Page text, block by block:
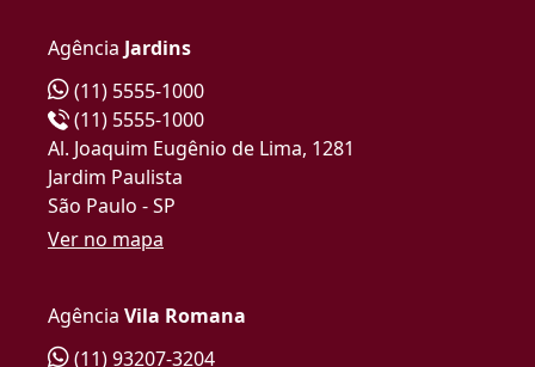
Agência Jardins
(11) 5555-1000
(11) 5555-1000
Al. Joaquim Eugênio de Lima, 1281
Jardim Paulista
São Paulo - SP
Ver no mapa
Agência Vila Romana
(11) 93207-3204